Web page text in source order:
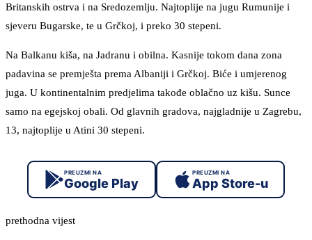
Britanskih ostrva i na Sredozemlju. Najtoplije na jugu Rumunije i
sjeveru Bugarske, te u Grčkoj, i preko 30 stepeni.
Na Balkanu kiša, na Jadranu i obilna. Kasnije tokom dana zona
padavina se premješta prema Albaniji i Grčkoj. Biće i umjerenog
juga. U kontinentalnim predjelima takođe oblačno uz kišu. Sunce
samo na egejskoj obali. Od glavnih gradova, najgladnije u Zagrebu,
13, najtoplije u Atini 30 stepeni.
PREUZMI NA
Google Play
PREUZMI NA
App Store-u
prethodna vijest